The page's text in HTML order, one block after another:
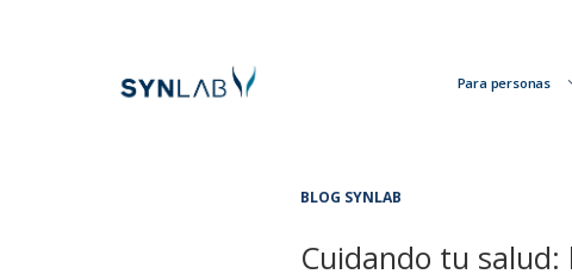
Para personas
BLOG SYNLAB
Cuidando tu